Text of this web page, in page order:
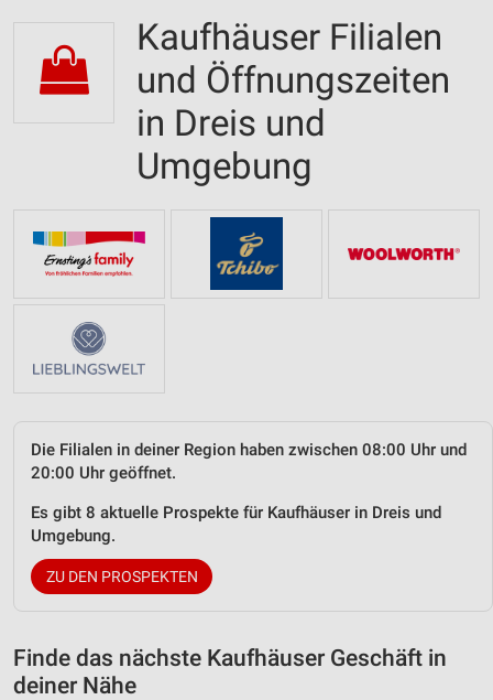
Kaufhäuser Filialen
und Öffnungszeiten
in Dreis und
Umgebung
Die Filialen in deiner Region haben zwischen 08:00 Uhr und
20:00 Uhr geöffnet.
Es gibt 8 aktuelle Prospekte für Kaufhäuser in Dreis und
Umgebung.
ZU DEN PROSPEKTEN
Finde das nächste Kaufhäuser Geschäft in
deiner Nähe